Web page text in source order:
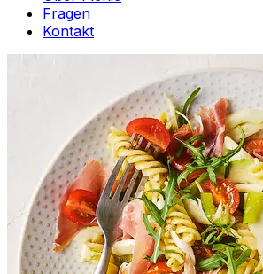
Fragen
Kontakt